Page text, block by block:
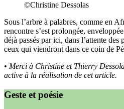
©Christine Dessolas
Sous l’arbre à palabres, comme en
rencontre s’est prolongée,
déjà passés par ici, dans l’attente des
ceux qui viendront dans ce coin de
• Merci à Christine et Thierry
active à la réalisation de cet article.
Geste et poésie